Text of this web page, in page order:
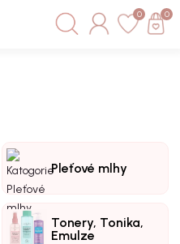
0 0
Pleťové mlhy
Tonery, Tonika,
Emulze